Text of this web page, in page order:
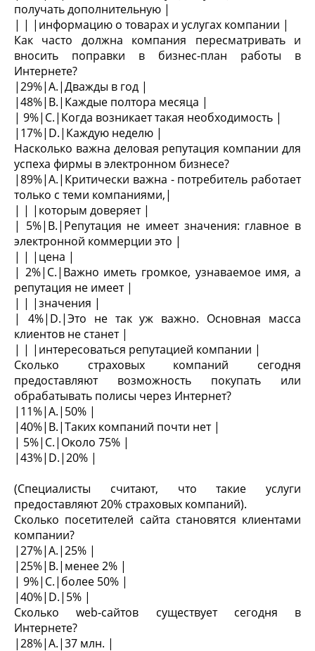
получать дополнительную |
| | |информацию о товарах и услугах компании |
Как часто должна компания пересматривать и
вносить поправки в бизнес-план работы в
Интернете?
|29%|A.|Дважды в год |
|48%|B.|Каждые полтора месяца |
| 9%|C.|Когда возникает такая необходимость |
|17%|D.|Каждую неделю |
Насколько важна деловая репутация компании для
успеха фирмы в электронном бизнесе?
|89%|A.|Критически важна - потребитель работает
только с теми компаниями,|
| | |которым доверяет |
| 5%|B.|Репутация не имеет значения: главное в
электронной коммерции это |
| | |цена |
| 2%|C.|Важно иметь громкое, узнаваемое имя, а
репутация не имеет |
| | |значения |
| 4%|D.|Это не так уж важно. Основная масса
клиентов не станет |
| | |интересоваться репутацией компании |
Сколько страховых компаний сегодня
предоставляют возможность покупать или
обрабатывать полисы через Интернет?
|11%|A.|50% |
|40%|B.|Таких компаний почти нет |
| 5%|C.|Около 75% |
|43%|D.|20% |
(Специалисты считают, что такие услуги
предоставляют 20% страховых компаний).
Сколько посетителей сайта становятся клиентами
компании?
|27%|A.|25% |
|25%|B.|менее 2% |
| 9%|C.|более 50% |
|40%|D.|5% |
Сколько web-сайтов существует сегодня в
Интернете?
|28%|A.|37 млн. |